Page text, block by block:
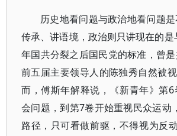
历史地看问题与政治地看问题
传承、讲语境，政治则只讲现在的
年国共分裂之后国民党的标准，曾
前五届主要领导人的陈独秀自然被
而，傅斯年解释说，《新青年》第
会问题，到第7卷开始重视民众运动
路径，只可看做前驱，不得视为反